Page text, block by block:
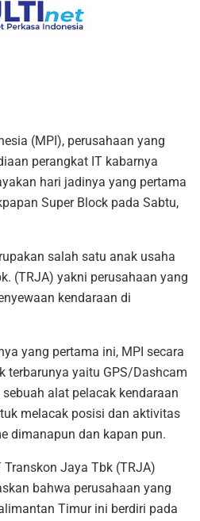
(MPI), perusahaan yang
perangkat IT kabarnya
hari jadinya yang pertama
Super Block pada Sabtu,
salah satu anak usaha
(TRJA) yakni perusahaan yang
kendaraan di
yang pertama ini, MPI secara
terbarunya yaitu GPS/Dashcam
alat pelacak kendaraan
melacak posisi dan aktivitas
dimanapun dan kapan pun.
Jaya Tbk (TRJA)
bahwa perusahaan yang
Timur ini berdiri pada